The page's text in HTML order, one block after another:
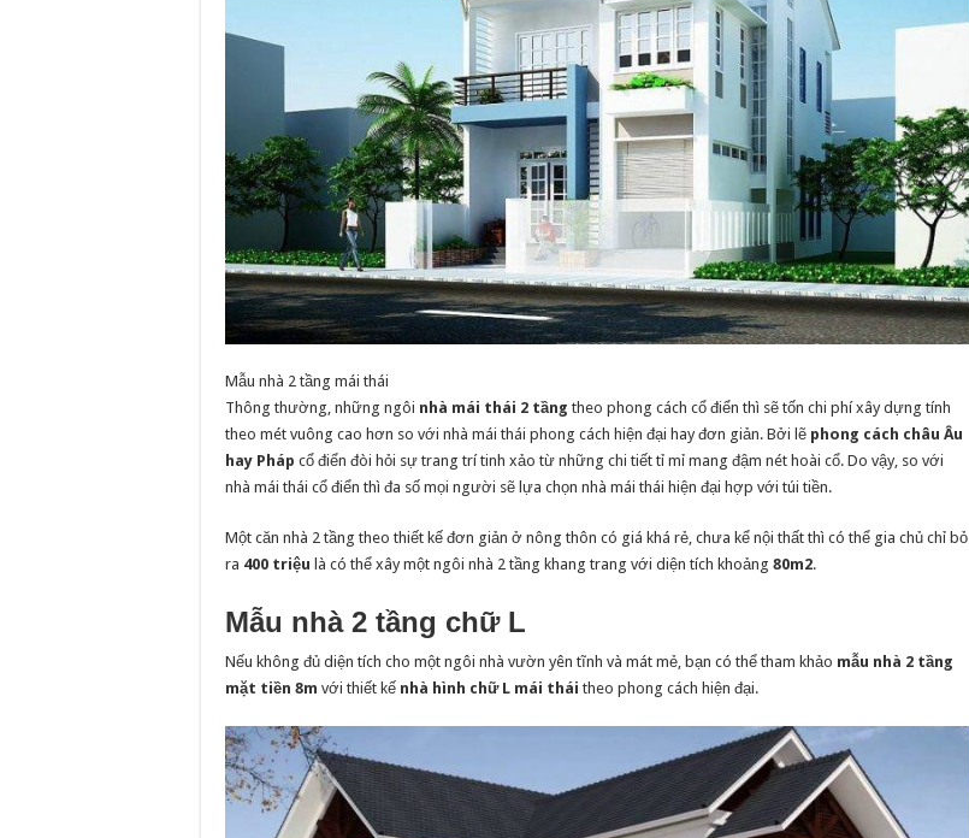
Mẫu nhà 2 tầng mái thái
Thông thường, những ngôi nhà mái thái 2 tầng theo phong cách cổ điển thì sẽ tốn chi phí xây dựng tính
theo mét vuông cao hơn so với nhà mái thái phong cách hiện đại hay đơn giản. Bởi lẽ phong cách châu Âu
hay Pháp cổ điển đòi hỏi sự trang trí tinh xảo từ những chi tiết tỉ mỉ mang đậm nét hoài cổ. Do vậy, so với
nhà mái thái cổ điển thì đa số mọi người sẽ lựa chọn nhà mái thái hiện đại hợp với túi tiền.
Một căn nhà 2 tầng theo thiết kế đơn giản ở nông thôn có giá khá rẻ, chưa kể nội thất thì có thể gia chủ chỉ bỏ
ra 400 triệu là có thể xây một ngôi nhà 2 tầng khang trang với diện tích khoảng 80m2.
Mẫu nhà 2 tầng chữ L
Nếu không đủ diện tích cho một ngôi nhà vườn yên tĩnh và mát mẻ, bạn có thể tham khảo mẫu nhà 2 tầng
mặt tiền 8m với thiết kế nhà hình chữ L mái thái theo phong cách hiện đại.